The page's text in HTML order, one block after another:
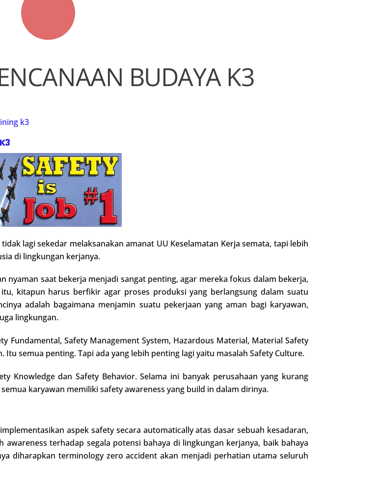
BUDAYA K3
k3
lagi sekedar melaksanakan amanat UU Keselamatan Kerja semata, tapi lebih
di lingkungan kerjanya.
nyaman saat bekerja menjadi sangat penting, agar mereka fokus dalam bekerja,
kitapun harus berfikir agar proses produksi yang berlangsung dalam suatu
adalah bagaimana menjamin suatu pekerjaan yang aman bagi karyawan,
lingkungan.
Fundamental, Safety Management System, Hazardous Material, Material Safety
Itu semua penting. Tapi ada yang lebih penting lagi yaitu masalah Safety Culture.
Knowledge dan Safety Behavior. Selama ini banyak perusahaan yang kurang
karyawan memiliki safety awareness yang build in dalam dirinya.
aspek safety secara automatically atas dasar sebuah kesadaran,
terhadap segala potensi bahaya di lingkungan kerjanya, baik bahaya
diharapkan terminology zero accident akan menjadi perhatian utama seluruh